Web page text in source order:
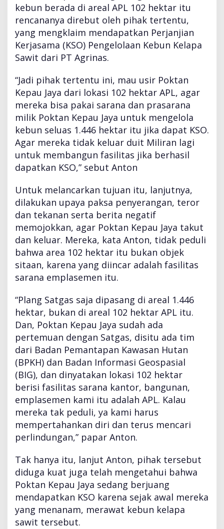
kebun berada di areal APL 102 hektar itu
rencananya direbut oleh pihak tertentu,
yang mengklaim mendapatkan Perjanjian
Kerjasama (KSO) Pengelolaan Kebun Kelapa
Sawit dari PT Agrinas.
“Jadi pihak tertentu ini, mau usir Poktan
Kepau Jaya dari lokasi 102 hektar APL, agar
mereka bisa pakai sarana dan prasarana
milik Poktan Kepau Jaya untuk mengelola
kebun seluas 1.446 hektar itu jika dapat KSO.
Agar mereka tidak keluar duit Miliran lagi
untuk membangun fasilitas jika berhasil
dapatkan KSO,” sebut Anton
Untuk melancarkan tujuan itu, lanjutnya,
dilakukan upaya paksa penyerangan, teror
dan tekanan serta berita negatif
memojokkan, agar Poktan Kepau Jaya takut
dan keluar. Mereka, kata Anton, tidak peduli
bahwa area 102 hektar itu bukan objek
sitaan, karena yang diincar adalah fasilitas
sarana emplasemen itu.
“Plang Satgas saja dipasang di areal 1.446
hektar, bukan di areal 102 hektar APL itu.
Dan, Poktan Kepau Jaya sudah ada
pertemuan dengan Satgas, disitu ada tim
dari Badan Pemantapan Kawasan Hutan
(BPKH) dan Badan Informasi Geospasial
(BIG), dan dinyatakan lokasi 102 hektar
berisi fasilitas sarana kantor, bangunan,
emplasemen kami itu adalah APL. Kalau
mereka tak peduli, ya kami harus
mempertahankan diri dan terus mencari
perlindungan,” papar Anton.
Tak hanya itu, lanjut Anton, pihak tersebut
diduga kuat juga telah mengetahui bahwa
Poktan Kepau Jaya sedang berjuang
mendapatkan KSO karena sejak awal mereka
yang menanam, merawat kebun kelapa
sawit tersebut.